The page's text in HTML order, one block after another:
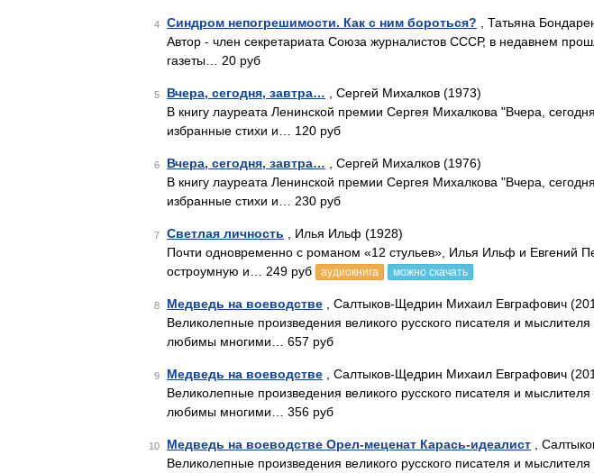
4 Синдром непогрешимости. Как с ним бороться? , Татьяна
Автор - член секретариата Союза журналистов СССР, в недавнем
газеты… 20 руб
5 Вчера, сегодня, завтра… , Сергей Михалков (1973)
В книгу лауреата Ленинской премии Сергея Михалкова "Вчера,
избранные стихи и… 120 руб
6 Вчера, сегодня, завтра… , Сергей Михалков (1976)
В книгу лауреата Ленинской премии Сергея Михалкова "Вчера,
избранные стихи и… 230 руб
7 Светлая личность , Илья Ильф (1928)
Почти одновременно с романом «12 стульев», Илья Ильф и Евгений
остроумную и… 249 руб
аудиокнига можно скачать
8 Медведь на воеводстве , Салтыков-Щедрин Михаил Евграфович
Великолепные произведения великого русского писателя и
любимы многими… 657 руб
9 Медведь на воеводстве , Салтыков-Щедрин Михаил Евграфович
Великолепные произведения великого русского писателя и
любимы многими… 356 руб
10 Медведь на воеводстве Орел-меценат Карась-идеалист ,
Великолепные произведения великого русского писателя и